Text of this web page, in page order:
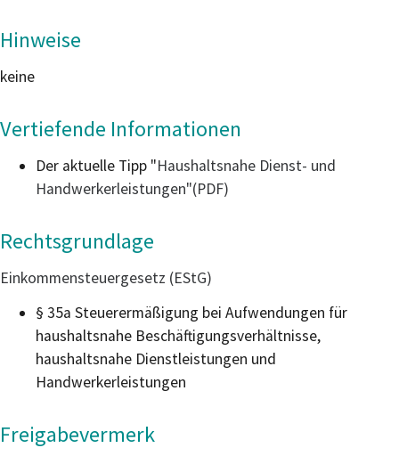
Hinweise
keine
Vertiefende Informationen
Der aktuelle Tipp "Haushaltsnahe Dienst- und
Handwerkerleistungen"(PDF)
Rechtsgrundlage
Einkommensteuergesetz (EStG)
§ 35a Steuerermäßigung bei Aufwendungen für
haushaltsnahe Beschäftigungsverhältnisse,
haushaltsnahe Dienstleistungen und
Handwerkerleistungen
Freigabevermerk